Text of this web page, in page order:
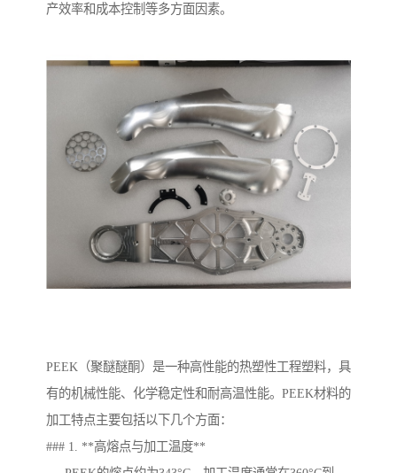
产效率和成本控制等多方面因素。
PEEK（聚醚醚酮）是一种高性能的热塑性工程塑料，具
有的机械性能、化学稳定性和耐高温性能。PEEK材料的
加工特点主要包括以下几个方面：
### 1. **高熔点与加工温度**